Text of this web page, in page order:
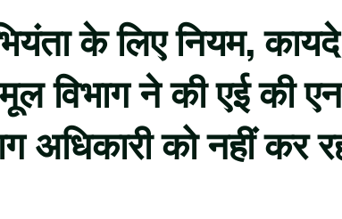
के लिए नियम,
विभाग ने की एई की
अधिकारी को नहीं कर